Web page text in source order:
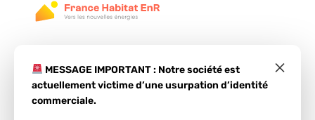
×
MESSAGE IMPORTANT : Notre société est
actuellement victime d’une usurpation d’identité
commerciale.